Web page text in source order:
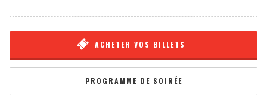
ACHETER VOS BILLETS
PROGRAMME DE SOIRÉE